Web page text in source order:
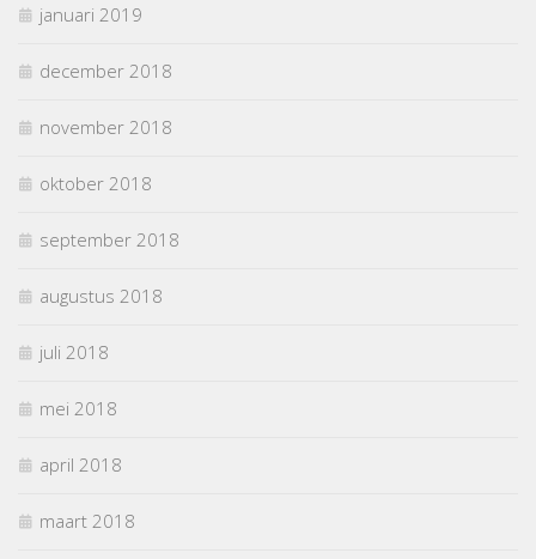
januari 2019
december 2018
november 2018
oktober 2018
september 2018
augustus 2018
juli 2018
mei 2018
april 2018
maart 2018